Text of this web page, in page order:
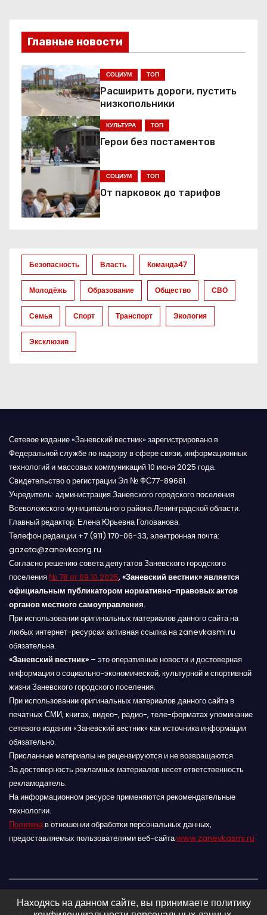
и
г
а
ц
и
я
п
о
а
п
и
с
я
Главные новости
СОЦИУМ ТОП
Расширить дороги, пустить
низкопольники
КУЛЬТУРА ТОП
Герои без постаментов
СОЦИУМ ТОП
От парковок до тарифов
Безопасность Власть Команда47
Молодёжь Образование Общество СВО
Семья Спорт Транспорт Экология
Эксклюзив
Сетевое издание «Заневский вестник» зарегистрировано в
Федеральной службе по надзору в сфере связи, информационных
технологий и массовых коммуникаций 10 июня 2025 года.
Свидетельство о регистрации Эл № ФС77-89681.
Учредитель: администрация Заневского городского поселения
Всеволожского муниципального района Ленинградской области.
Главный редактор: Елена Юрьевна Голованова.
Телефон редакции +7 (911) 170-06-33, электронная почта:
gazeta@zanevkaorg.ru
Согласно решению совета депутатов Заневского городского
поселения № 78 от 09.10.2025, «Заневский вестник» является
официальным публикатором нормативно-правовых актов
органов местного самоуправления.
При использовании оригинальных материалов данного сайта на
любых интернет-ресурсах активная ссылка на zanevkasmi.ru
обязательна.
«Заневский вестник» – это оперативные новости и достоверная
информация о социально-экономической, культурной и спортивной
жизни Заневского городского поселения.
При использовании оригинальных материалов данного сайта в
печатных СМИ, книгах, видео-, радио-, теле-форматах упоминание
сетевого издания «Заневский вестник» как источника информации
обязательно.
Присланные материалы не рецензируются и не возвращаются.
За достоверность рекламных материалов несет ответственность
рекламодатель.
На информационном ресурсе применяются рекомендательные
технологии.
Политикав отношении обработки персональных данных,
предоставляемых пользователями веб-сайтаwww.zanevkasmi.ru
Находясь на данном сайте, вы принимаете политику